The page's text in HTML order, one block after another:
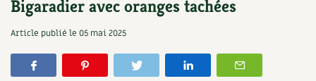
Verger, arbres
Se réabonner
Offrir un abonnement
Graines, semences
Potagères
Cartes cadeau
Centre Terre vivante
Bigaradier avec oranges tachées
Article publié le 05 mai 2025
tisanes qui soignent